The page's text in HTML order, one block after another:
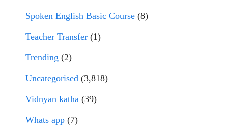
Spoken English Basic Course (8)
Teacher Transfer (1)
Trending (2)
Uncategorised (3,818)
Vidnyan katha (39)
Whats app (7)